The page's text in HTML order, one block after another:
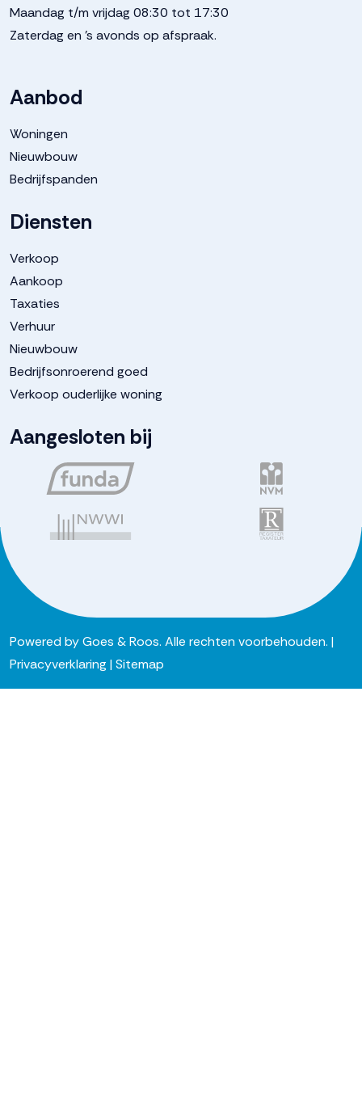
Maandag t/m vrijdag 08:30 tot 17:30
Zaterdag en 's avonds op afspraak.
Aanbod
Woningen
Nieuwbouw
Bedrijfspanden
Diensten
Verkoop
Aankoop
Taxaties
Verhuur
Nieuwbouw
Bedrijfsonroerend goed
Verkoop ouderlijke woning
Aangesloten bij
Powered byGoes & Roos. Alle rechten voorbehouden. |
Privacyverklaring |Sitemap